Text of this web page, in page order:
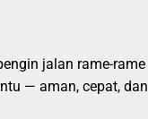
jalan rame-rame
— aman, cepat, dan